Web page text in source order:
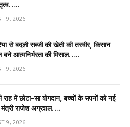
9, 2026
से बदली सब्जी की खेती की तस्वीर, किसान
बने आत्मनिर्भरता की मिसाल…..
9, 2026
राह में छोटा-सा योगदान, बच्चों के सपनों को नई
राजेश अग्रवाल….
9, 2026